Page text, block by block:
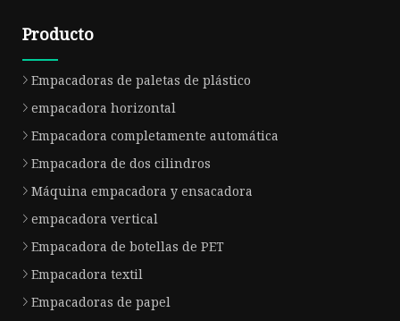
Producto
Empacadoras de paletas de plástico
empacadora horizontal
Empacadora completamente automática
Empacadora de dos cilindros
Máquina empacadora y ensacadora
empacadora vertical
Empacadora de botellas de PET
Empacadora textil
Empacadoras de papel